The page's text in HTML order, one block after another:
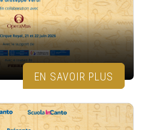
EN SAVOIR PLUS